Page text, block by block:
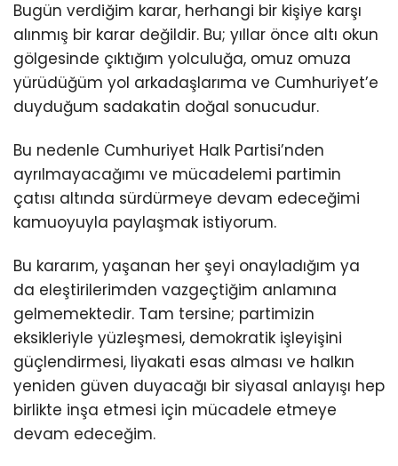
Bugün verdiğim karar, herhangi bir kişiye karşı
alınmış bir karar değildir. Bu; yıllar önce altı okun
gölgesinde çıktığım yolculuğa, omuz omuza
yürüdüğüm yol arkadaşlarıma ve Cumhuriyet’e
duyduğum sadakatin doğal sonucudur.
Bu nedenle Cumhuriyet Halk Partisi’nden
ayrılmayacağımı ve mücadelemi partimin
çatısı altında sürdürmeye devam edeceğimi
kamuoyuyla paylaşmak istiyorum.
Bu kararım, yaşanan her şeyi onayladığım ya
da eleştirilerimden vazgeçtiğim anlamına
gelmemektedir. Tam tersine; partimizin
eksikleriyle yüzleşmesi, demokratik işleyişini
güçlendirmesi, liyakati esas alması ve halkın
yeniden güven duyacağı bir siyasal anlayışı hep
birlikte inşa etmesi için mücadele etmeye
devam edeceğim.